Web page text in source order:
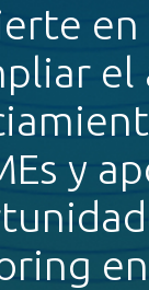
el
y